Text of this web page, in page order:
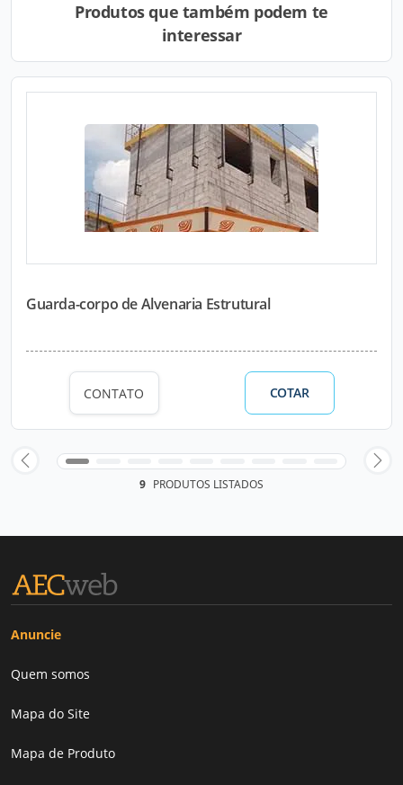
Produtos que também podem te
interessar
Guarda-corpo de Alvenaria Estrutural
CONTATO COTAR
9 PRODUTOS LISTADOS
Anuncie
Quem somos
Mapa do Site
Mapa de Produto